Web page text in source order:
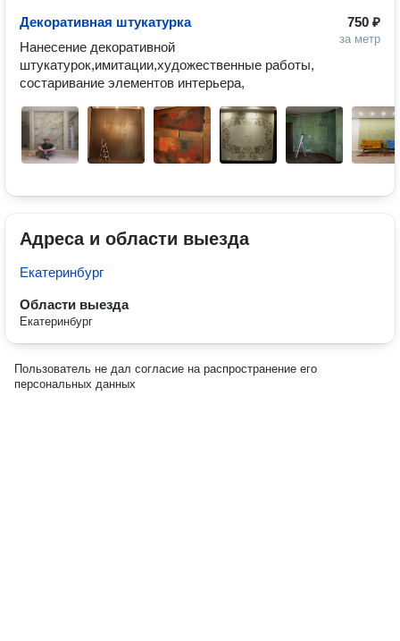
750 ₽
за метр
Декоративная штукатурка
Нанесение декоративной
штукатурок,имитации,художественные работы,
состаривание элементов интерьера,
Адреса и области выезда
Екатеринбург
Области выезда
Екатеринбург
Пользователь не дал согласие на распространение его
персональных данных